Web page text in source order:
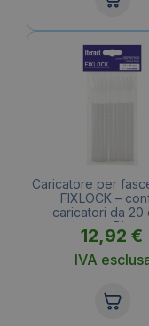
Caricatore per
FIXLOCK –
caricatori da 20
Iternet Bianco
12,92 €
IVA